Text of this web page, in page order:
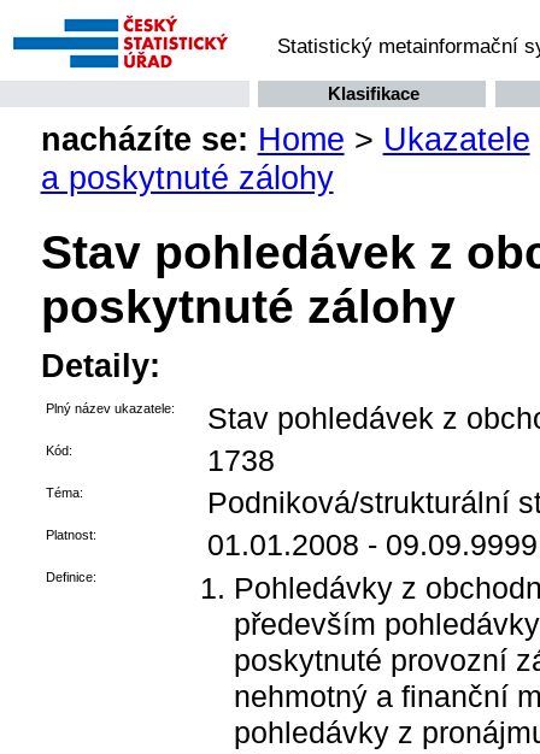
Statistický metainformační
Klasifikace
nacházíte se: Home > Ukazatele
a poskytnuté zálohy
Stav pohledávek z
poskytnuté zálohy
Detaily:
Plný název ukazatele: Stav pohledávek z
Kód: 1738
Téma: Podniková/strukturální
Platnost: 01.01.2008 - 09.09.9999
Definice:
Pohledávky z
především
poskytnuté provozní
nehmotný a finanční
pohledávky z